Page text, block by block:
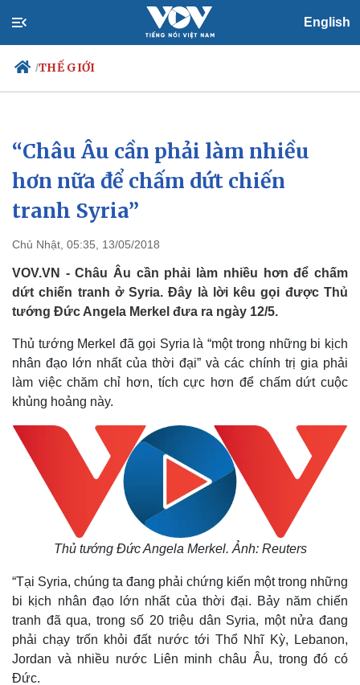
English
/THẾ GIỚI
Chính trị
Đảng
Tổ chức nhân sự
Quốc hội
Nhận diện sự thật
Xã hội
Tin 24h
Dự báo thời tiết
“Châu Âu cần phải làm nhiều
hơn nữa để chấm dứt chiến
tranh Syria”
Chủ Nhật, 05:35, 13/05/2018
VOV.VN - Châu Âu cần phải làm nhiều hơn để chấm
dứt chiến tranh ở Syria. Đây là lời kêu gọi được Thủ
tướng Đức Angela Merkel đưa ra ngày 12/5.
Thủ tướng Merkel đã gọi Syria là “một trong những bi kịch
nhân đạo lớn nhất của thời đại” và các chính trị gia phải
làm việc chăm chỉ hơn, tích cực hơn để chấm dứt cuộc
khủng hoảng này.
Thủ tướng Đức Angela Merkel. Ảnh: Reuters
“Tại Syria, chúng ta đang phải chứng kiến một trong những
bi kịch nhân đạo lớn nhất của thời đại. Bảy năm chiến
tranh đã qua, trong số 20 triệu dân Syria, một nửa đang
phải chạy trốn khỏi đất nước tới Thổ Nhĩ Kỳ, Lebanon,
Jordan và nhiều nước Liên minh châu Âu, trong đó có
Đức.